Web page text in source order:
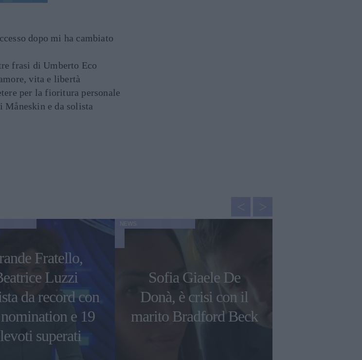
dopo mi ha cambiato
frasi di Umberto Eco
vita e libertà
per la fioritura personale
e da solista
Fratello,
Luzzi
da record con
e 19
superati
Sofia Giaele De
Donà, è crisi con il
marito Bradford Beck